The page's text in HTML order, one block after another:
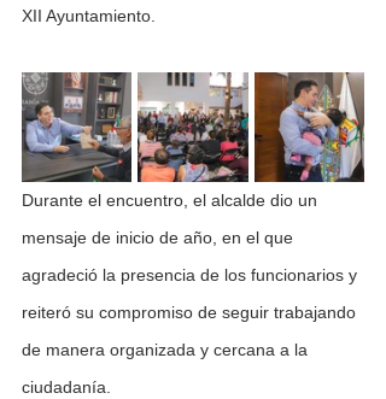
XII Ayuntamiento.
Durante el encuentro, el alcalde dio un
mensaje de inicio de año, en el que
agradeció la presencia de los funcionarios y
reiteró su compromiso de seguir trabajando
de manera organizada y cercana a la
ciudadanía.